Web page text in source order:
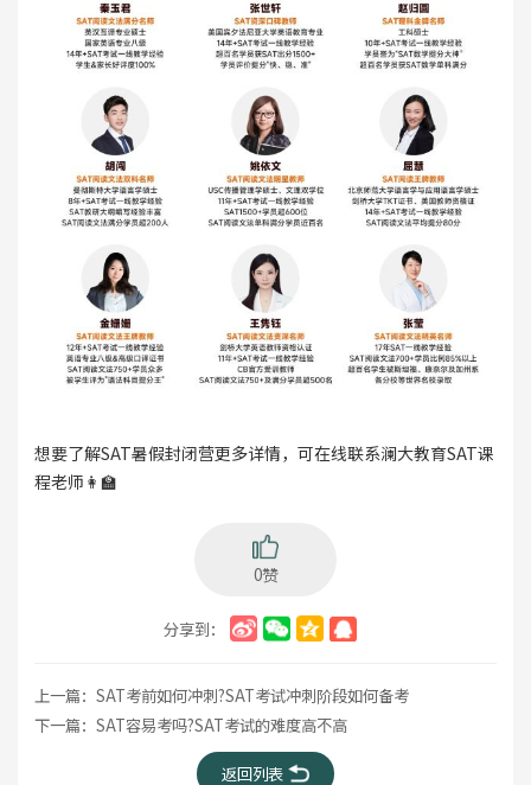
想要了解SAT暑假封闭营更多详情，可在线联系澜大教育SAT课
程老师👩‍🏫
0赞
分享到：
上一篇： SAT考前如何冲刺?SAT考试冲刺阶段如何备考
下一篇： SAT容易考吗?SAT考试的难度高不高
返回列表